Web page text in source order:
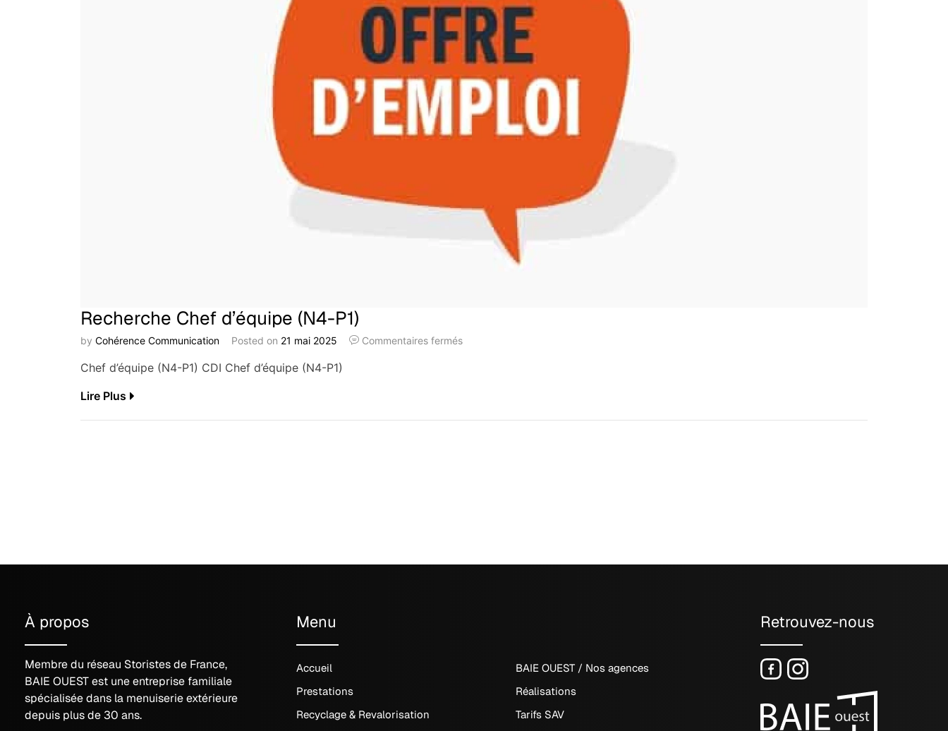
Recherche Chef d’équipe (N4-P1)
by Cohérence Communication Posted on 21 mai 2025 Commentaires fermés
Chef d’équipe (N4-P1) CDI Chef d’équipe (N4-P1)
Lire Plus
À propos
Membre du réseau Storistes de France,
BAIE OUEST est une entreprise familiale
spécialisée dans la menuiserie extérieure
depuis plus de 30 ans.
Menu
Accueil
BAIE OUEST / Nos agences
Prestations
Réalisations
Recyclage & Revalorisation
Tarifs SAV
Retrouvez-nous